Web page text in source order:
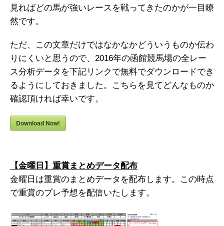
見ればどの馬が強いレースを戦ってきたのかが一目瞭
然です。
ただ、この文章だけではなかなかどういうものか伝わ
りにくいと思うので、2016年の函館競馬場の全レー
ス分析データを下記リンクで無料でダウンロードでき
るようにしておきました。こちらを見てどんなものか
確認頂ければ幸いです。
Download Now!
【金曜日】重賞まとめデータ配布
金曜日は重賞のまとめデータを配布します。この時点
で重賞のプレ予想を配信いたします。